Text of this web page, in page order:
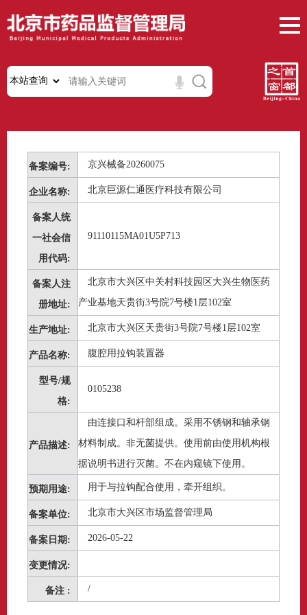
备案编号: 京兴械备20260075
企业名称: 北京巨源仁通医疗科技有限公司
备案人统
一社会信
用代码:
91110115MA01U5P713
备案人注
册地址:
北京市大兴区中关村科技园区大兴生物医药
产业基地天贵街3号院7号楼1层102室
生产地址: 北京市大兴区天贵街3号院7号楼1层102室
产品名称: 腹腔用拉钩装置器
型号/规
格:
0105238
产品描述:
由连接口和杆部组成。采用不锈钢和轴承钢
材料制成。非无菌提供。使用前由使用机构根
据说明书进行灭菌。不在内窥镜下使用。
预期用途: 用于与拉钩配合使用，牵开组织。
备案单位: 北京市大兴区市场监督管理局
备案日期: 2026-05-22
变更情况:
备注 : /